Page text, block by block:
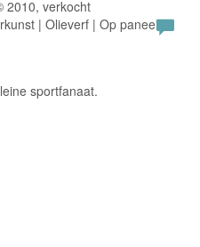
2010, verkocht
| Olieverf | Op paneel
sportfanaat.